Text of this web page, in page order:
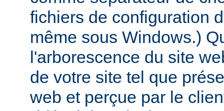
fichiers de configuration
même sous Windows.)
l'arborescence du site
de votre site tel que
web et perçue par le